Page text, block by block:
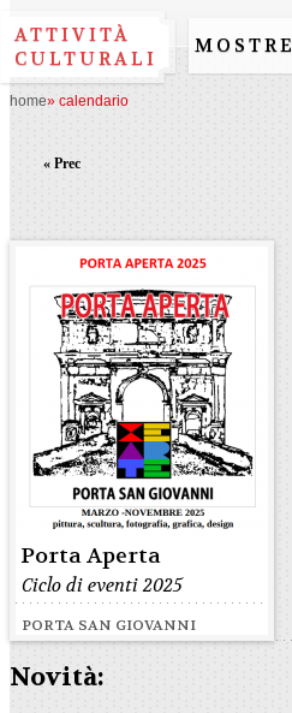
ATTIVITÀ
CULTURALI
MOSTRE
home» calendario
« Prec
Porta Aperta
Ciclo di eventi 2025
PORTA SAN GIOVANNI
Novità: